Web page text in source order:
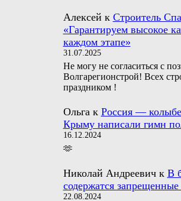
Алексей к Строитель
«Гарантируем высокое
каждом этапе»
31.07.2025
Не могу не согласиться с
Волгарегионстрой! Всех
праздником !
Ольгак Россия —
Крыму написали гимн
16.12.2024
🫶
Николай Андреевичк В
содержатся
22.08.2024